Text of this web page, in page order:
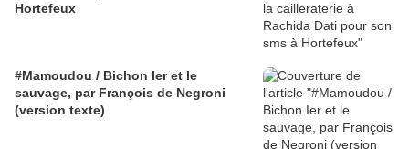
Hortefeux
#Mamoudou / Bichon Ier et le
sauvage, par François de Negroni
(version texte)